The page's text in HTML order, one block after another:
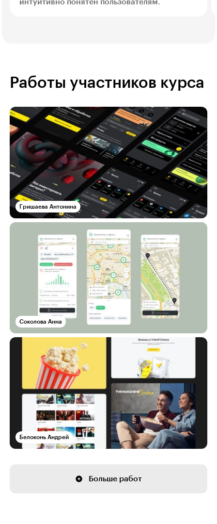
интуитивно понятен пользователям.
Работы участников курса
Гришаева Антонина
Соколова Анна
Белоконь Андрей
Больше работ